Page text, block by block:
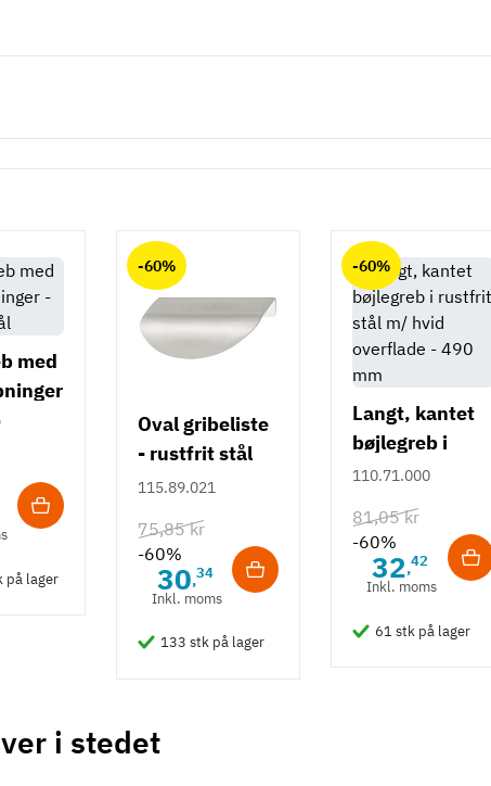
med
på lager
-60%
Oval gribeliste
- rustfrit stål
115.89.021
75,85 kr
-60%
30,34
Inkl. moms
133 stk på lager
-60%
Langt, kantet
bøjlegreb i
rustfrit stål m/
- 490 mm
110.71.000
81,05 kr
-60%
32,42
Inkl. moms
61 stk på lager
i stedet